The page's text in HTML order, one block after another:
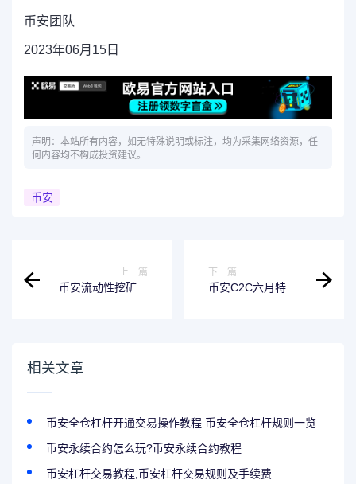
币安团队
2023年06月15日
声明：本站所有内容，如无特殊说明或标注，均为采集网络资源，任
何内容均不构成投资建议。
币安
上一篇
币安流动性挖矿升
下一篇
币安C2C六月特别
相关文章
币安全仓杠杆开通交易操作教程 币安全仓杠杆规则一览
币安永续合约怎么玩?币安永续合约教程
币安杠杆交易教程,币安杠杆交易规则及手续费